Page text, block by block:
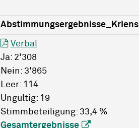
Abstimmungsergebnisse_Kriens
Verbal
Ja: 2'308
Nein: 3'865
Leer: 114
Ungültig: 19
Stimmbeteiligung: 33,4 %
Gesamtergebnisse